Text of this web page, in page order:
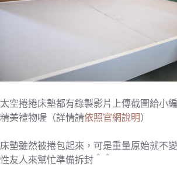
太空捲捲床墊都有錄製影片上傳截圖給小
精美禮物喔（詳情請依照官網說明）
床墊雖然被捲包起來，可是重量原始就不
性友人來幫忙準備拆封＾＾